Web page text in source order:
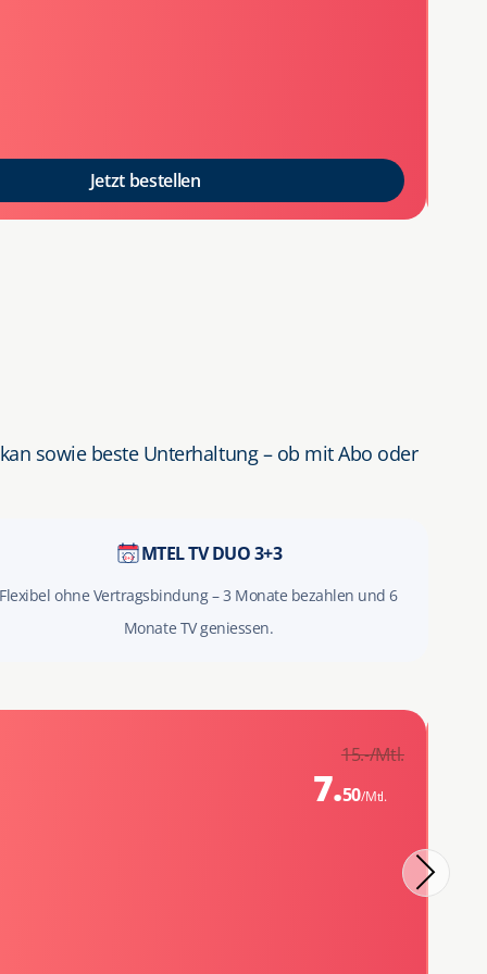
Jetzt bestellen
sowie beste Unterhaltung – ob mit Abo oder
MTEL TV DUO 3+3
Flexibel ohne Vertragsbindung – 3 Monate bezahlen und 6
Monate TV geniessen.
7.50/Mtl.
15.-/Mtl.